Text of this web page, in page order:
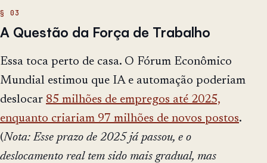
A Questão da Força de Trabalho
Essa toca perto de casa. O Fórum Econômico
Mundial estimou que IA e automação poderiam
deslocar 85 milhões de empregos até 2025,
enquanto criariam 97 milhões de novos postos.
(Nota: Esse prazo de 2025 já passou, e o
deslocamento real tem sido mais gradual, mas